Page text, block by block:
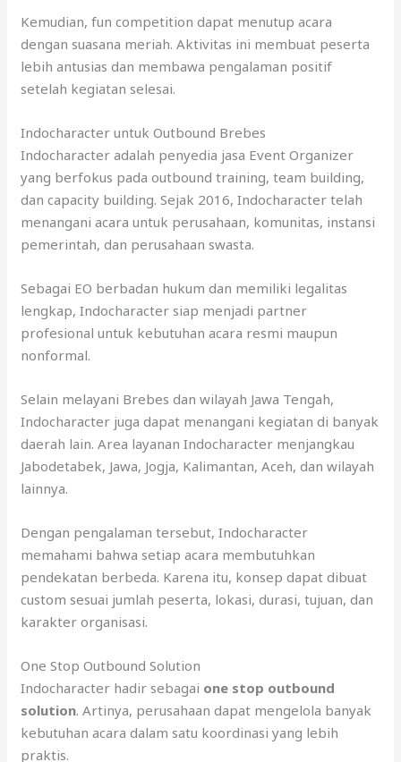
Kemudian, fun competition dapat menutup acara
dengan suasana meriah. Aktivitas ini membuat peserta
lebih antusias dan membawa pengalaman positif
setelah kegiatan selesai.
Indocharacter untuk Outbound Brebes
Indocharacter adalah penyedia jasa Event Organizer
yang berfokus pada outbound training, team building,
dan capacity building. Sejak 2016, Indocharacter telah
menangani acara untuk perusahaan, komunitas, instansi
pemerintah, dan perusahaan swasta.
Sebagai EO berbadan hukum dan memiliki legalitas
lengkap, Indocharacter siap menjadi partner
profesional untuk kebutuhan acara resmi maupun
nonformal.
Selain melayani Brebes dan wilayah Jawa Tengah,
Indocharacter juga dapat menangani kegiatan di banyak
daerah lain. Area layanan Indocharacter menjangkau
Jabodetabek, Jawa, Jogja, Kalimantan, Aceh, dan wilayah
lainnya.
Dengan pengalaman tersebut, Indocharacter
memahami bahwa setiap acara membutuhkan
pendekatan berbeda. Karena itu, konsep dapat dibuat
custom sesuai jumlah peserta, lokasi, durasi, tujuan, dan
karakter organisasi.
One Stop Outbound Solution
Indocharacter hadir sebagai one stop outbound
solution. Artinya, perusahaan dapat mengelola banyak
kebutuhan acara dalam satu koordinasi yang lebih
praktis.